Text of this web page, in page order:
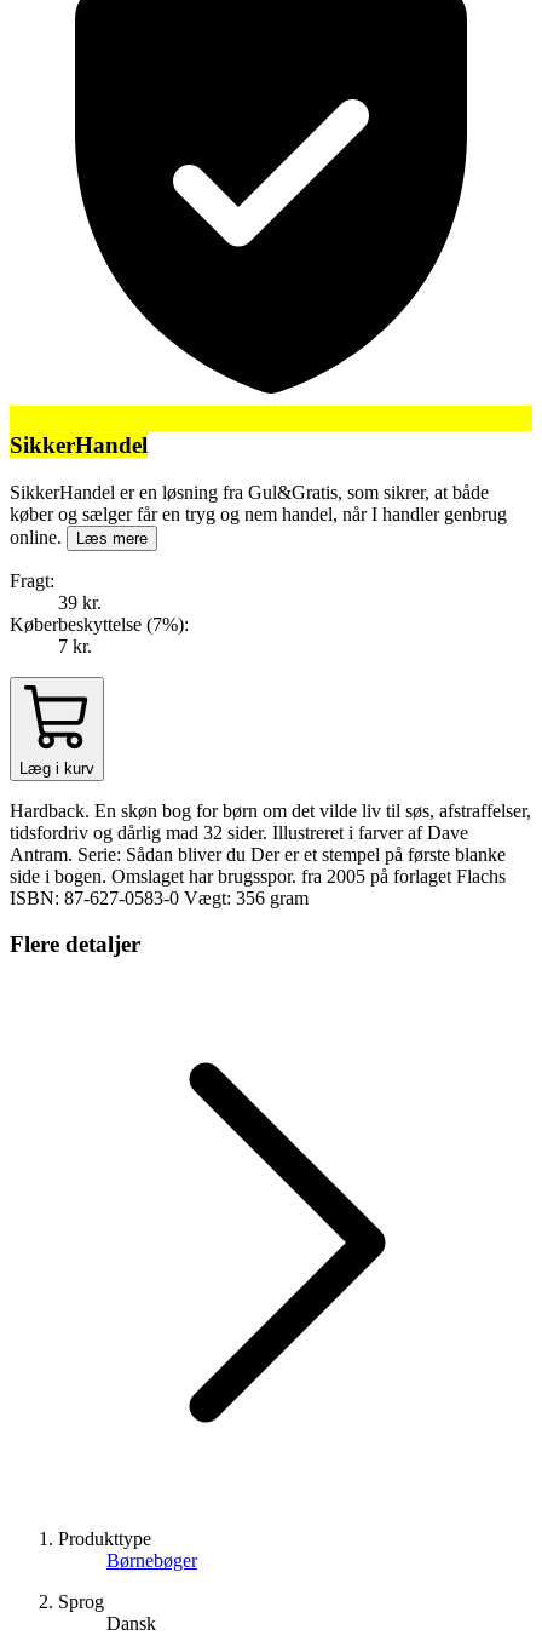
SikkerHandel
SikkerHandel er en løsning fra Gul&Gratis, som sikrer, at både
køber og sælger får en tryg og nem handel, når I handler genbrug
online.
Læs mere
Fragt:
39 kr.
Køberbeskyttelse (7%):
7 kr.
Læg i kurv
Hardback. En skøn bog for børn om det vilde liv til søs, afstraffelser,
tidsfordriv og dårlig mad 32 sider. Illustreret i farver af Dave
Antram. Serie: Sådan bliver du Der er et stempel på første blanke
side i bogen. Omslaget har brugsspor. fra 2005 på forlaget Flachs
ISBN: 87-627-0583-0 Vægt: 356 gram
Flere detaljer
Produkttype
Børnebøger
Sprog
Dansk